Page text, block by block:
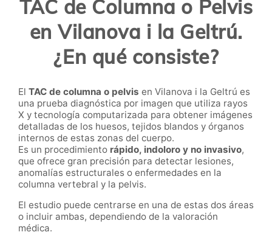
TAC de Columna o Pelvis
en Vilanova i la Geltrú.
¿En qué consiste?
El TAC de columna o pelvis en Vilanova i la Geltrú es
una prueba diagnóstica por imagen que utiliza rayos
X y tecnología computarizada para obtener imágenes
detalladas de los huesos, tejidos blandos y órganos
internos de estas zonas del cuerpo.
Es un procedimiento rápido, indoloro y no invasivo,
que ofrece gran precisión para detectar lesiones,
anomalías estructurales o enfermedades en la
columna vertebral y la pelvis.
El estudio puede centrarse en una de estas dos áreas
o incluir ambas, dependiendo de la valoración
médica.